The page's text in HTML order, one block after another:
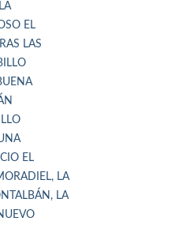
EL
LAS
EL
LA
LA